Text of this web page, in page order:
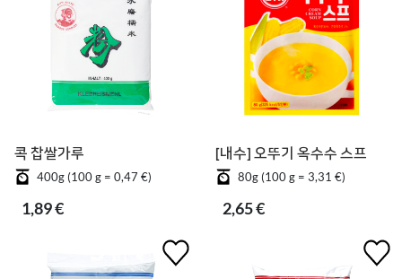
콕 찹쌀가루
400g (100 g = 0,47 €)
1,89 €
[내수] 오뚜기 옥수수 스프
80g (100 g = 3,31 €)
2,65 €